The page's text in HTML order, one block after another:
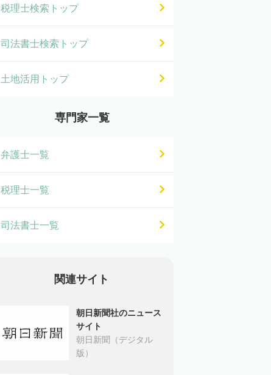
税理士検索トップ
司法書士検索トップ
土地活用トップ
専門家一覧
弁護士一覧
税理士一覧
司法書士一覧
関連サイト
朝日新聞社のニュース
サイト
朝日新聞（デジタル
版）